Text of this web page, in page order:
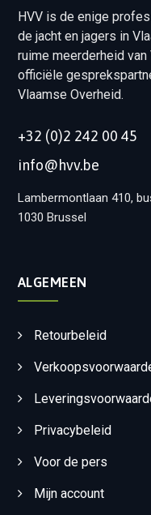
HVV is de enige
de jacht en jagers in
ruime meerderheid
officiële
Vlaamse Overheid.
+32 (0)2 242 00 45
info@hvv.be
Lambermontlaan 410,
1030 Brussel
ALGEMEEN
Retourbeleid
Privacybeleid
Voor de pers
Mijn account